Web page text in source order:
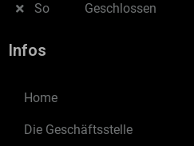
So
Geschlossen
Infos
Home
Die Geschäftsstelle